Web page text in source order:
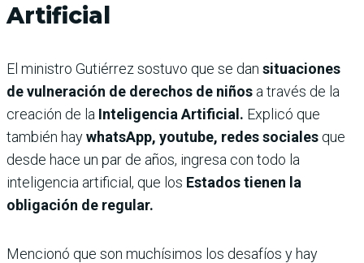
Artificial
El ministro Gutiérrez sostuvo que se dan situaciones
de vulneración de derechos de niños a través de la
creación de la Inteligencia Artificial. Explicó que
también haywhatsApp, youtube, redes sociales que
desde hace un par de años, ingresa con todo la
inteligencia artificial, que los Estados tienen la
obligación de regular.
Mencionó que son muchísimos los desafíos y hay